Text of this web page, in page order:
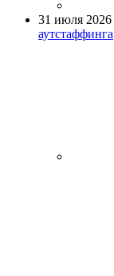
31 июля 2026
аутстаффинга